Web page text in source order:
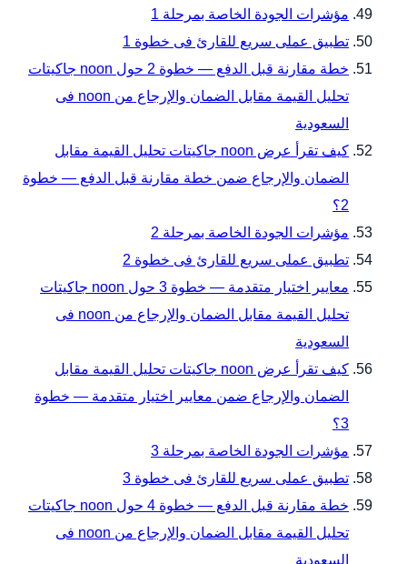
مؤشرات الجودة الخاصة بمرحلة 1
تطبيق عملى سريع للقارئ فى خطوة 1
خطة مقارنة قبل الدفع — خطوة 2 حول noon جاكيتات
تحليل القيمة مقابل الضمان والإرجاع من noon فى
السعودية
كيف تقرأ عرض noon جاكيتات تحليل القيمة مقابل
الضمان والإرجاع ضمن خطة مقارنة قبل الدفع — خطوة
2؟
مؤشرات الجودة الخاصة بمرحلة 2
تطبيق عملى سريع للقارئ فى خطوة 2
معايير اختيار متقدمة — خطوة 3 حول noon جاكيتات
تحليل القيمة مقابل الضمان والإرجاع من noon فى
السعودية
كيف تقرأ عرض noon جاكيتات تحليل القيمة مقابل
الضمان والإرجاع ضمن معايير اختيار متقدمة — خطوة
3؟
مؤشرات الجودة الخاصة بمرحلة 3
تطبيق عملى سريع للقارئ فى خطوة 3
خطة مقارنة قبل الدفع — خطوة 4 حول noon جاكيتات
تحليل القيمة مقابل الضمان والإرجاع من noon فى
السعودية